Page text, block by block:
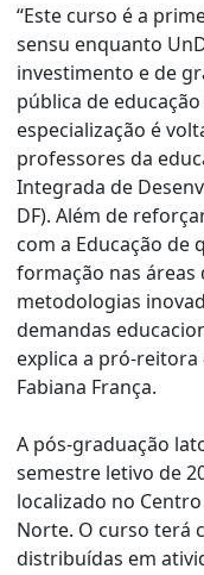
“Este curso é a
sensu enquanto
investimento e de
pública de
especialização é
professores da
Integrada de
DF). Além de
com a Educação de
formação nas
metodologias
demandas
explica a pró-reitora
Fabiana França.
A pós-graduação
semestre letivo de
localizado no
Norte. O curso terá
distribuídas em